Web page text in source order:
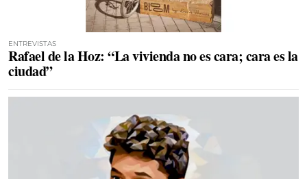
ENTREVISTAS
Rafael de la Hoz: “La vivienda no es cara; cara es la
ciudad”